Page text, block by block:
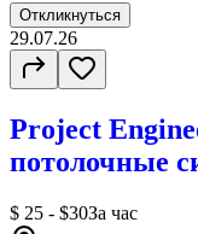
Откликнуться
29.07.26
Project
потолочные
$ 25 - $30За час